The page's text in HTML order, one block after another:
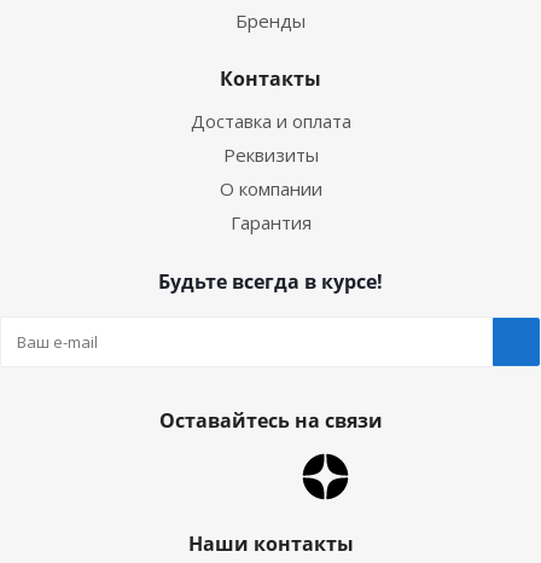
Бренды
Контакты
Доставка и оплата
Реквизиты
О компании
Гарантия
Будьте всегда в курсе!
Оставайтесь на связи
Наши контакты